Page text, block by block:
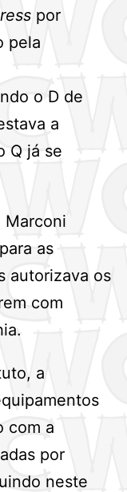
por
pela
o D de
a
Q já se
Marconi
as
autorizava os
com
a
com a
por
neste